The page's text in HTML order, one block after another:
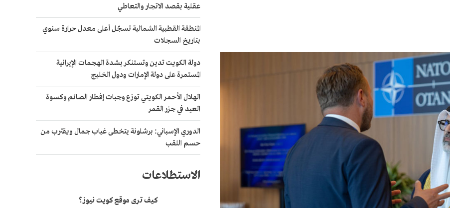
عقلية بقصد الاتجار والتعاطي
المنطقة القطبية الشمالية تسجّل أعلى معدل حرارة سنوي
بتاريخ السجلات
دولة الكويت تدين وتستنكر بشدة الهجمات الإيرانية
المستمرة على دولة الإمارات ودول الخليج
الهلال الأحمر الكويتي توزع وجبات إفطار الصائم وكسوة
العيد في جزر القمر
الدوري الإسباني: برشلونة يتخطى غياب جمال ويقترب من
حسم اللقب
الاستطلاعات
كيف ترى موقع كويت نيوز؟